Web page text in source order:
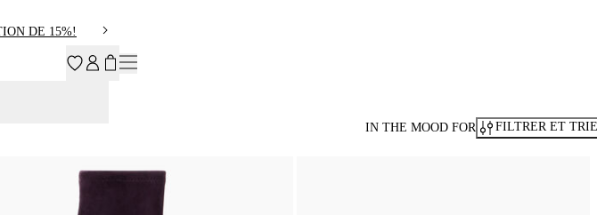
DE 15%!
IN THE MOOD FOR FILTRER ET